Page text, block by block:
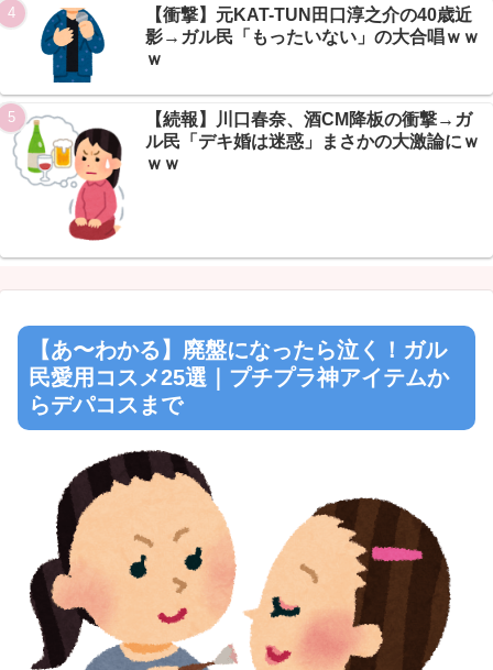
【衝撃】元KAT-TUN田口淳之介の40歳近
影→ガル民「もったいない」の大合唱ｗｗ
ｗ
【続報】川口春奈、酒CM降板の衝撃→ガ
ル民「デキ婚は迷惑」まさかの大激論にｗ
ｗｗ
【あ〜わかる】廃盤になったら泣く！ガル
民愛用コスメ25選｜プチプラ神アイテムか
らデパコスまで